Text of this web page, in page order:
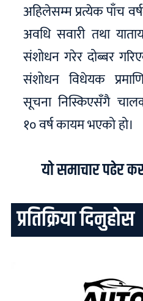
अहिलेसम्म प्रत्येक पाँच
अवधि सवारी तथा
संशोधन गरेर दोब्बर
संशोधन विधेयक
सूचना निस्किएसँगै
१० वर्ष कायम भएको हो।
यो समाचार पढेर
प्रतिक्रिया दिनुहोस